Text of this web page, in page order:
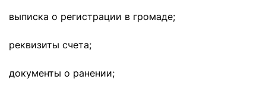
выписка о регистрации в громаде;
реквизиты счета;
документы о ранении;